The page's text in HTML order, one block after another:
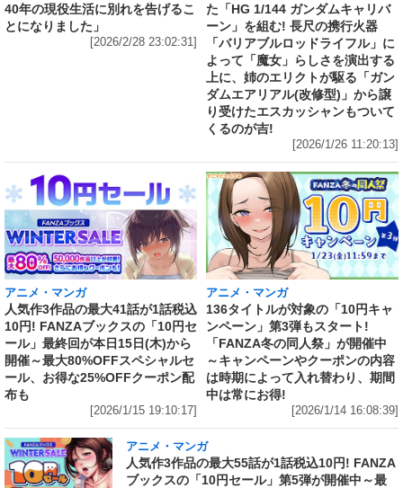
40年の現役生活に別れを告げるこ
とになりました」
[2026/2/28 23:02:31]
た「HG 1/144 ガンダムキャリバ
ーン」を組む! 長尺の携行火器
「バリアブルロッドライフル」に
よって「魔女」らしさを演出する
上に、姉のエリクトが駆る「ガン
ダムエアリアル(改修型)」から譲
り受けたエスカッシャンもついて
くるのが吉!
[2026/1/26 11:20:13]
アニメ・マンガ
人気作3作品の最大41話が1話税込
10円! FANZAブックスの「10円セ
ール」最終回が本日15日(木)から
開催～最大80%OFFスペシャルセ
ール、お得な25%OFFクーポン配
布も
[2026/1/15 19:10:17]
アニメ・マンガ
136タイトルが対象の「10円キャ
ンペーン」第3弾もスタート!
「FANZA冬の同人祭」が開催中
～キャンペーンやクーポンの内容
は時期によって入れ替わり、期間
中は常にお得!
[2026/1/14 16:08:39]
アニメ・マンガ
人気作3作品の最大55話が1話税込10円! FANZA
ブックスの「10円セール」第5弾が開催中～最